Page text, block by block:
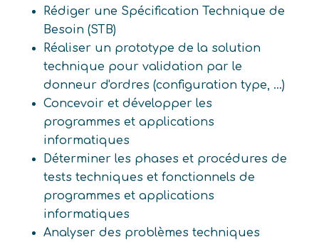
Rédiger une Spécification Technique de
Besoin (STB)
Réaliser un prototype de la solution
technique pour validation par le
donneur d'ordres (configuration type, ...)
Concevoir et développer les
programmes et applications
informatiques
Déterminer les phases et procédures de
tests techniques et fonctionnels de
programmes et applications
informatiques
Analyser des problèmes techniques